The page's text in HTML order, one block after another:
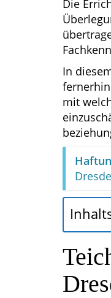
Die
In
mit